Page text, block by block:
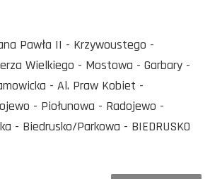
Pawła II - Krzywoustego -
Wielkiego - Mostowa - Garbary -
- Al. Praw Kobiet -
- Piołunowa - Radojewo -
- Biedrusko/Parkowa - BIEDRUSKO